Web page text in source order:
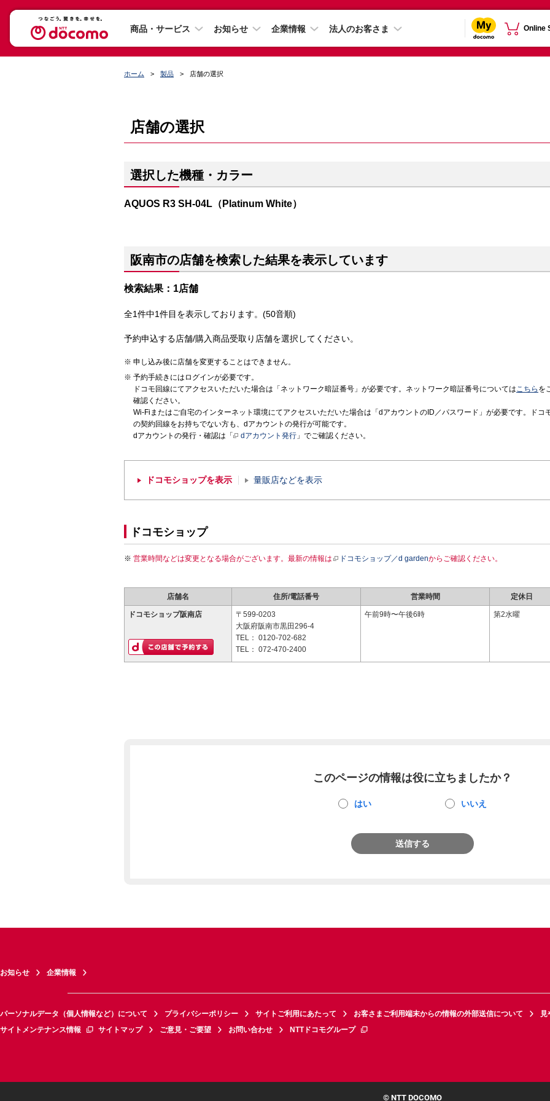
商品・サービス お知らせ 企業情報 法人のお客さま Online
ホーム 製品 店舗の選択
店舗の選択
選択した機種・カラー
AQUOS R3 SH-04L（Platinum White）
阪南市の店舗を検索した結果を表示しています
検索結果：1店舗
全1件中1件目を表示しております。(50音順)
予約申込する店舗/購入商品受取り店舗を選択してください。
申し込み後に店舗を変更することはできません。
予約手続きにはログインが必要です。
ドコモ回線にてアクセスいただいた場合は「ネットワーク暗証番号」が必要です。ネットワーク暗証番号についてはこちら を
確認ください。
Wi-Fiまたはご自宅のインターネット環境にてアクセスいただいた場合は「dアカウントのID／パスワード」が必要です。ドコ
の契約回線をお持ちでない方も、dアカウントの発行が可能です。
dアカウントの発行・確認は「
dアカウント発行 」でご確認ください。
ドコモショップを表示 量販店などを表示
ドコモショップ
営業時間などは変更となる場合がございます。最新の情報は ドコモショップ／d gardenからご確認ください。
店舗名 住所/電話番号 営業時間 定休日
ドコモショップ阪南店
〒599-0203
大阪府阪南市黒田296-4
TEL： 0120-702-682
TEL： 072-470-2400
午前9時〜午後6時 第2水曜
このページの情報は役に立ちましたか？
はい いいえ
送信する
お知らせ 企業情報
パーソナルデータ（個人情報など）について プライバシーポリシー サイトご利用にあたって お客さまご利用端末からの情報の外部送信について
見
サイトメンテナンス情報
サイトマップ ご意見・ご要望 お問い合わせ NTTドコモグループ
© NTT DOCOMO